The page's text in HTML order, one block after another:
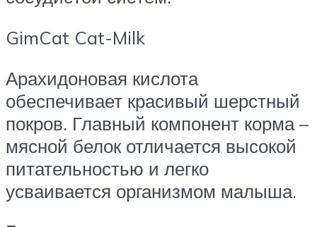
GimCat Cat-Milk
Арахидоновая кислота
обеспечивает красивый шерстный
покров. Главный компонент корма –
мясной белок отличается высокой
питательностью и легко
усваивается организмом малыша.